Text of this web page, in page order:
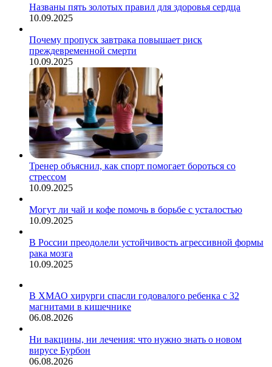
Названы пять золотых правил для здоровья сердца
10.09.2025
Почему пропуск завтрака повышает риск
преждевременной смерти
10.09.2025
Тренер объяснил, как спорт помогает бороться со
стрессом
10.09.2025
Могут ли чай и кофе помочь в борьбе с усталостью
10.09.2025
В России преодолели устойчивость агрессивной формы
рака мозга
10.09.2025
В ХМАО хирурги спасли годовалого ребенка с 32
магнитами в кишечнике
06.08.2026
Ни вакцины, ни лечения: что нужно знать о новом
вирусе Бурбон
06.08.2026